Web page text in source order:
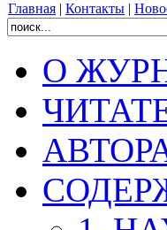
Главная | Контакты |
О